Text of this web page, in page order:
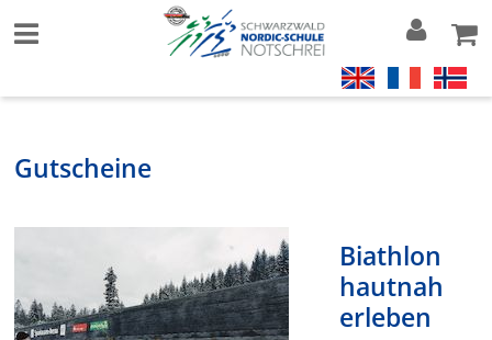
Gutscheine
Biathlon
hautnah
erleben